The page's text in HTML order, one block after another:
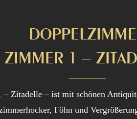
ZIMMER 1 –
– Zitadelle – ist mit schönen
Föhn und